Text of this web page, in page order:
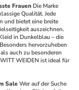
Frauen Die Marke
Qualität. Jede
und bietet eine breite
auszeichnen.
in Dunkelblau – die
hervorzuheben
auch zu besonderen
WEIDEN ist ideal für
Sale Wer auf der Suche